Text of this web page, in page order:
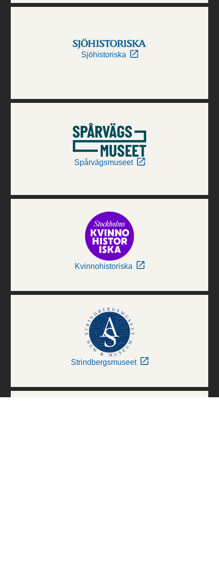
Sjöhistoriska
Spårvägsmuseet
Kvinnohistoriska
Strindbergsmuseet